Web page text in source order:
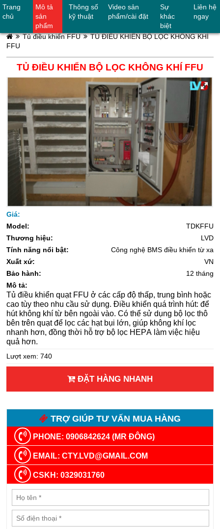
Tủ điều khiển FFU
TỦ ĐIỀU KHIỂN BỘ LỌC KHÔNG KHÍ
FFU
TỦ ĐIỀU KHIỂN BỘ LỌC KHÔNG KHÍ FFU
Giá:
Model:
TDKFFU
Thương hiệu:
LVD
Tính năng nổi bật:
Công nghệ BMS điều khiển từ xa
Xuất xứ:
VN
Bảo hành:
12 tháng
Mô tả:
Tủ điều khiển quạt FFU ở các cấp độ thấp, trung bình hoặc
cao tùy theo nhu cầu sử dụng. Điều khiển quá trình hút: để
hút không khí từ bên ngoài vào. Có thể sử dụng bộ lọc thô
bên trên quạt để lọc các hạt bụi lớn, giúp không khí lọc
nhanh hơn, đồng thời hỗ trợ bộ lọc HEPA làm việc hiệu
quả hơn.
Lượt xem: 740
ĐẶT HÀNG NHANH
TRỢ GIÚP TƯ VẤN MUA HÀNG
PHONE: 0906842624 (MR ĐÔNG)
EMAIL: CTY.LVD@GMAIL.COM
CSKH: 0329031760
Trang
chủ
Mô tả
sản
phẩm
Thông số
kỹ thuật
Video sản
phẩm/cài đặt
Sự
khác
biệt
Liên hệ
ngay